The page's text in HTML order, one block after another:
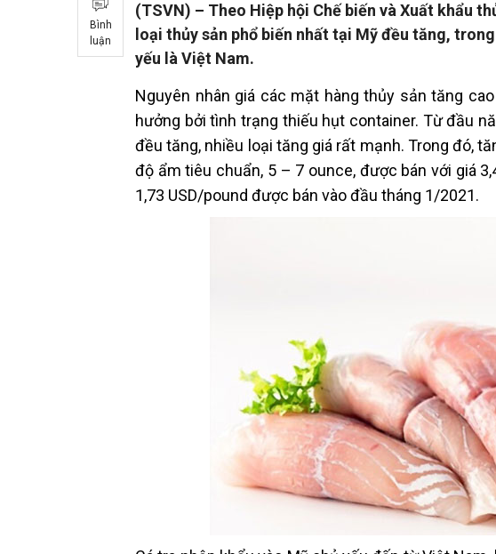
Bình
luận
(TSVN) – Theo Hiệp hội Chế biến và Xuất khẩu
loại thủy sản phổ biến nhất tại Mỹ đều tăng,
yếu là Việt Nam.
Nguyên nhân giá các mặt hàng thủy sản tăng
hưởng bởi tình trạng thiếu hụt container. Từ đầu
đều tăng, nhiều loại tăng giá rất mạnh. Trong đó,
độ ẩm tiêu chuẩn, 5 – 7 ounce, được bán với giá
1,73 USD/pound được bán vào đầu tháng 1/2021.